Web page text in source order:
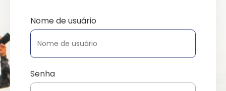
Nome de usuário
Senha